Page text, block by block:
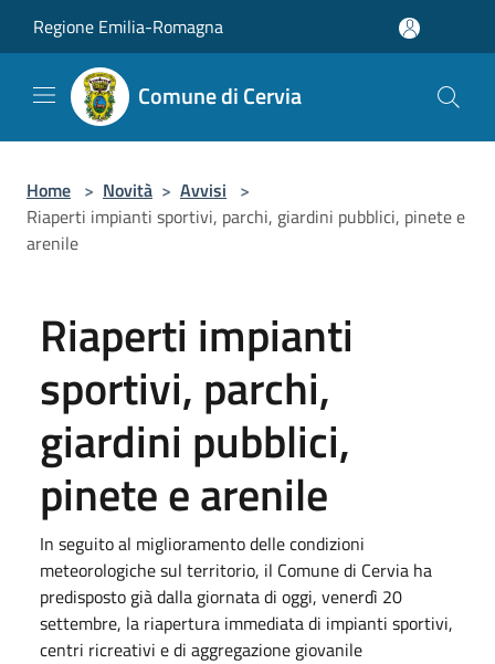
Regione Emilia-Romagna
Comune di Cervia
Home > Novità > Avvisi >
Riaperti impianti sportivi, parchi, giardini pubblici, pinete e
arenile
Riaperti impianti
sportivi, parchi,
giardini pubblici,
pinete e arenile
In seguito al miglioramento delle condizioni
meteorologiche sul territorio, il Comune di Cervia ha
predisposto già dalla giornata di oggi, venerdì 20
settembre, la riapertura immediata di impianti sportivi,
centri ricreativi e di aggregazione giovanile